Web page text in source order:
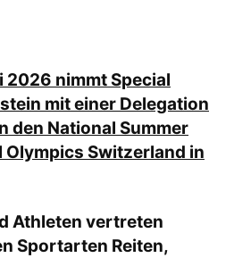
2026 nimmt Special
mit einer Delegation
den National Summer
Olympics Switzerland in
Athleten vertreten
Sportarten Reiten,